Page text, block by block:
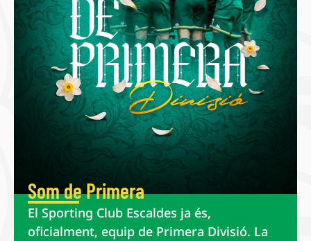
Som de Primera
El Sporting Club Escaldes ja és,
oficialment, equip de Primera Divisió. La